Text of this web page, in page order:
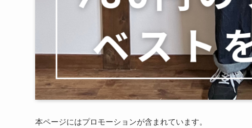
本ページにはプロモーションが含まれています。